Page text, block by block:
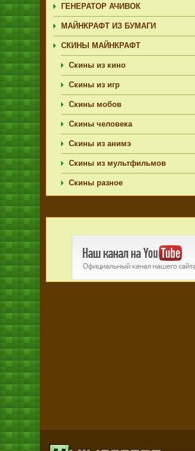
ГЕНЕРАТОР АЧИВОК
МАЙНКРАФТ ИЗ БУМАГИ
СКИНЫ МАЙНКРАФТ
Скины из кино
Скины из игр
Скины мобов
Скины человека
Скины из анимэ
Скины из мультфильмов
Скины разное